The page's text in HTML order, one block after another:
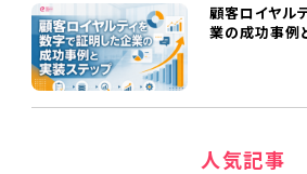
顧客ロイヤル
業の成功事例
人気記事